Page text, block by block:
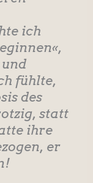
ich
fühlte,
des
statt
ihre
er